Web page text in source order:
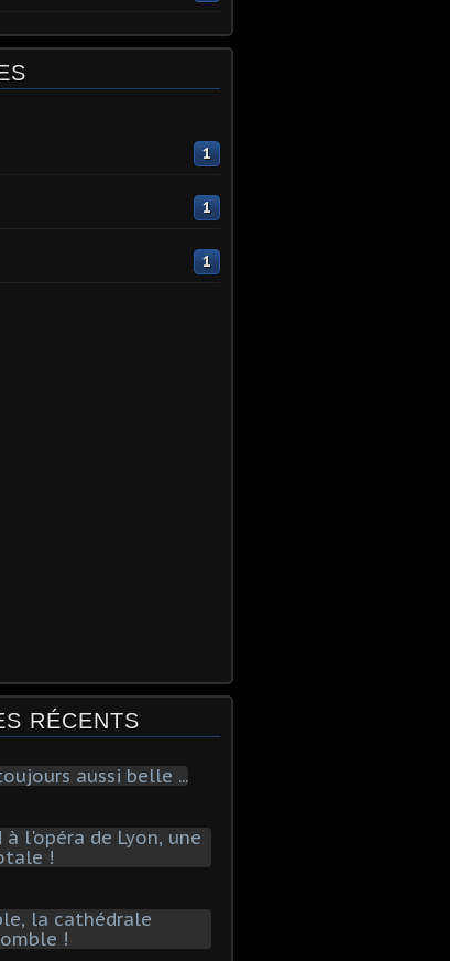
1
1
1
RÉCENTS